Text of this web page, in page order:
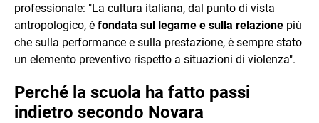
professionale: "La cultura italiana, dal punto di vista
antropologico, è fondata sul legame e sulla relazione più
che sulla performance e sulla prestazione, è sempre stato
un elemento preventivo rispetto a situazioni di violenza".
Perché la scuola ha fatto passi
indietro secondo Novara